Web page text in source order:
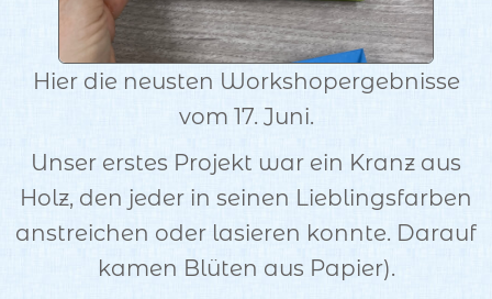
Hier die neusten Workshopergebnisse
vom 17. Juni.
Unser erstes Projekt war ein Kranz aus
Holz, den jeder in seinen Lieblingsfarben
anstreichen oder lasieren konnte. Darauf
kamen Blüten aus Papier).